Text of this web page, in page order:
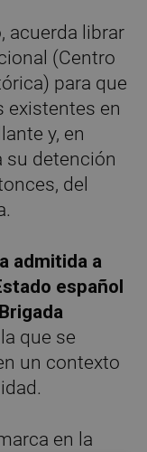
acuerda librar
(Centro
para que
existentes en
y, en
su detención
del
admitida a
español
que se
un contexto
en la